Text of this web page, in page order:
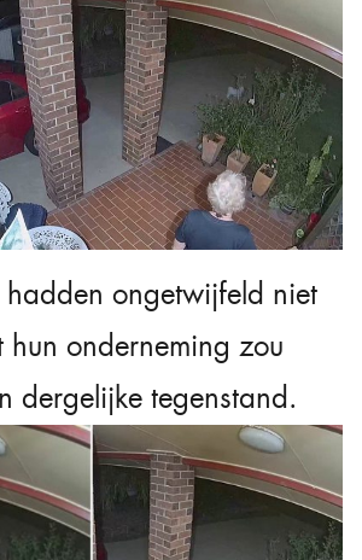
ongetwijfeld niet
onderneming zou
dergelijke tegenstand.